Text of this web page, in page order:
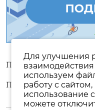
Пользовательское
Политика
Для улучшения
используем
работу с
использование
можете